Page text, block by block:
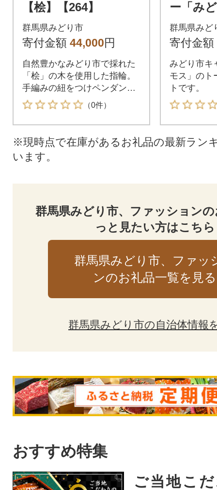
【桧】【264】
群馬県みどり市
寄付金額 44,000円
自然豊かなみどり市で採れた
「桧」の木を使用した指輪。
手編みの紐をつけペンダント
に仕上げました。※材料の性
質上、木目・色がそれぞれ異
なります。ご容赦ください。
（0件）
ー「み
トバッ
【a008
群馬県みど
寄付金額
みどり市キ
モス」のト
トです。
※現時点で在庫があるお礼品の最新ラン
います。
群馬県みどり市、ファッション
っと見たい方はこちら
群馬県みどり市、ファッ
ンのお礼品一覧を見る
群馬県みどり市の自治体情報
おすすめ特集
ご当地こ